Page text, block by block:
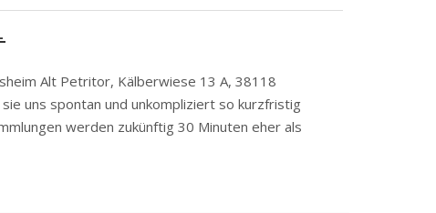
Alt Petritor, Kälberwiese 13 A, 38118
uns spontan und unkompliziert so kurzfristig
werden zukünftig 30 Minuten eher als